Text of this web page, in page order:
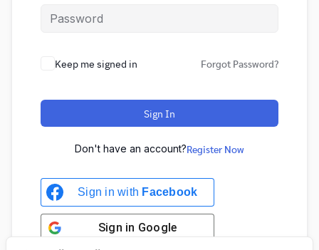
Keep me signed in Forgot Password?
Sign In
Don't have an account?Register Now
Sign in with Facebook
Sign in Google